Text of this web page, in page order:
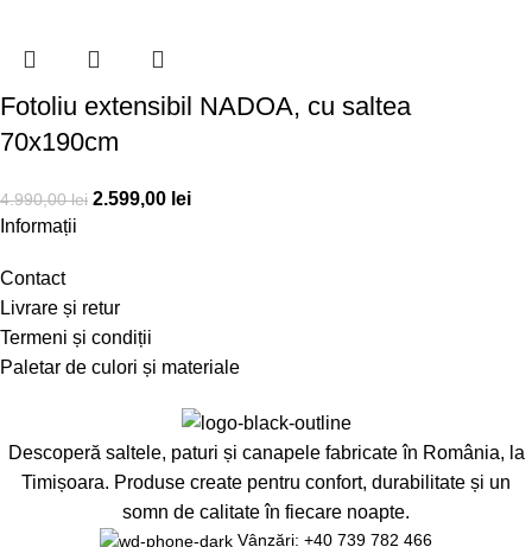
Fotoliu extensibil NADOA, cu saltea
70x190cm
4.990,00lei 2.599,00 lei
Informații
Contact
Livrare și retur
Termeni și condiții
Paletar de culori și materiale
Descoperă saltele, paturi și canapele fabricate în România, la
Timișoara. Produse create pentru confort, durabilitate și un
somn de calitate în fiecare noapte.
Vânzări: +40 739 782 466